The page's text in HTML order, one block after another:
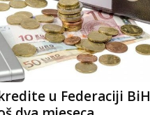
u Federaciji BiH